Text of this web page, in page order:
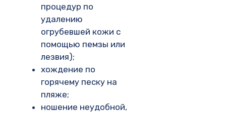
процедур по
удалению
огрубевшей кожи с
помощью пемзы или
лезвия);
хождение по
горячему песку на
пляже;
ношение неудобной,